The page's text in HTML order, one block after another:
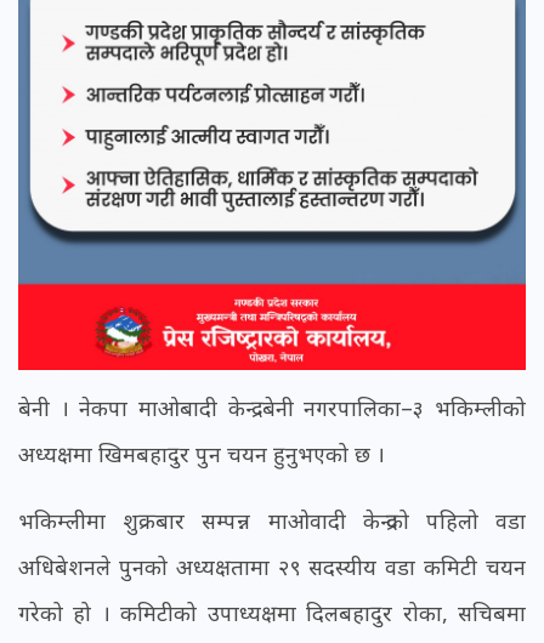
बेनी । नेकपा माओबादी केन्द्र बेनी नगरपालिका–३ भकिम्लीको
अध्यक्षमा खिमबहादुर पुन चयन हुनुभएको छ ।
भकिम्लीमा शुक्रबार सम्पन्न माओवादी केन्द्रको पहिलो वडा
अधिबेशनले पुनको अध्यक्षतामा २९ सदस्यीय वडा कमिटी चयन
गरेको हो । कमिटीको उपाध्यक्षमा दिलबहादुर रोका, सचिबमा